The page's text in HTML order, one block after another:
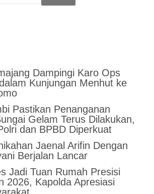
Dampingi Karo Ops
Kunjungan Menhut ke
Pastikan Penanganan
Gelam Terus Dilakukan,
dan BPBD Diperkuat
Jaenal Arifin Dengan
Berjalan Lancar
Jadi Tuan Rumah Presisi
2026, Kapolda Apresiasi